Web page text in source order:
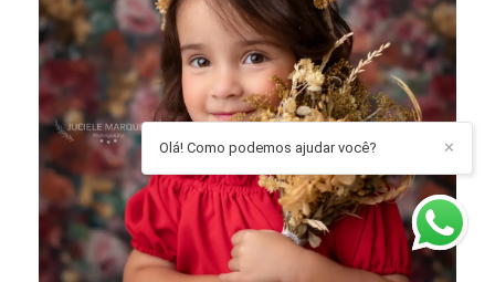
✕
Olá! Como podemos ajudar você?